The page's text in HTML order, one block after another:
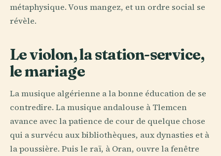
métaphysique. Vous mangez, et un ordre social se
révèle.
Le violon, la station-service,
le mariage
La musique algérienne a la bonne éducation de se
contredire. La musique andalouse à Tlemcen
avance avec la patience de cour de quelque chose
qui a survécu aux bibliothèques, aux dynasties et à
la poussière. Puis le raï, à Oran, ouvre la fenêtre